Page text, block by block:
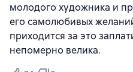
молодого художника и
его самолюбивых
приходится за это
непомерно велика.